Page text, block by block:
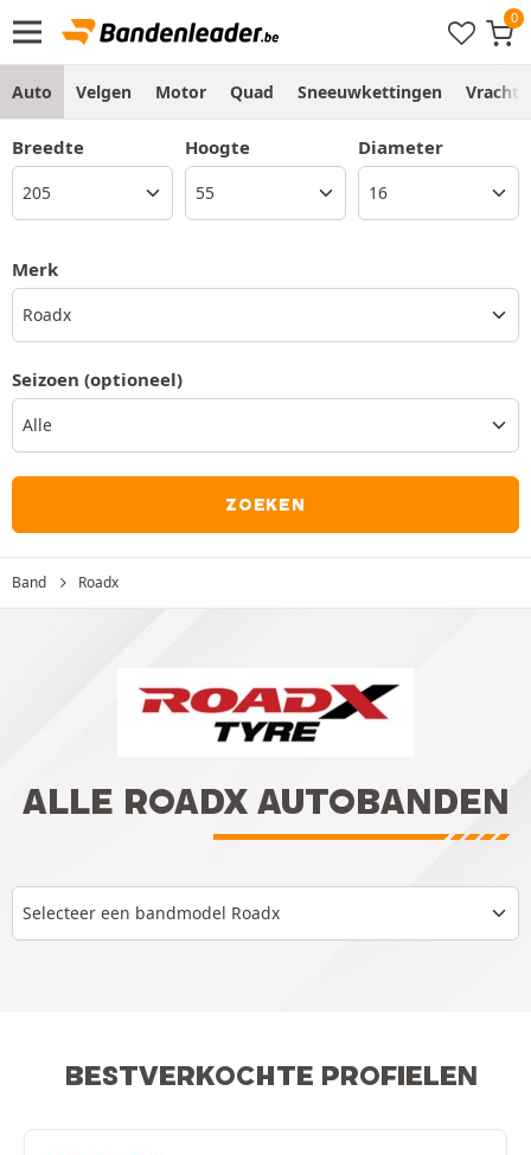
Auto Velgen Motor Quad Sneeuwkettingen
Breedte Hoogte Diameter
Merk
Roadx
Seizoen (optioneel)
ZOEKEN
Band Roadx
ALLE ROADX AUTOBANDEN
Selecteer een bandmodel Roadx
BESTVERKOCHTE PROFIELEN